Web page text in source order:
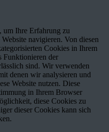
um Ihre Erfahrung zu
navigieren. Von diesen
Cookies in Ihrem
Funktionieren der
sind. Wir verwenden
denen wir analysieren und
Website nutzen. Diese
in Ihrem Browser
diese Cookies zu
dieser Cookies kann sich